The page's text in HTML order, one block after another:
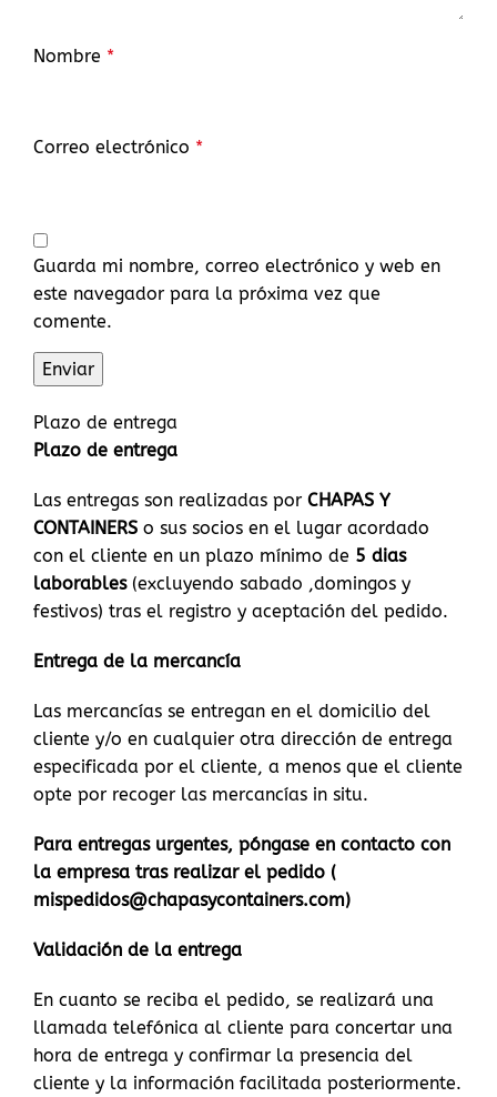
Nombre *
Correo electrónico *
Guarda mi nombre, correo electrónico y web en
este navegador para la próxima vez que
comente.
Plazo de entrega
Plazo de entrega
Las entregas son realizadas por CHAPAS Y
CONTAINERS o sus socios en el lugar acordado
con el cliente en un plazo mínimo de 5 dias
laborables (excluyendo sabado ,domingos y
festivos) tras el registro y aceptación del pedido.
Entrega de la mercancía
Las mercancías se entregan en el domicilio del
cliente y/o en cualquier otra dirección de entrega
especificada por el cliente, a menos que el cliente
opte por recoger las mercancías in situ.
Para entregas urgentes, póngase en contacto con
la empresa tras realizar el pedido (
mispedidos@chapasycontainers.com)
Validación de la entrega
En cuanto se reciba el pedido, se realizará una
llamada telefónica al cliente para concertar una
hora de entrega y confirmar la presencia del
cliente y la información facilitada posteriormente.